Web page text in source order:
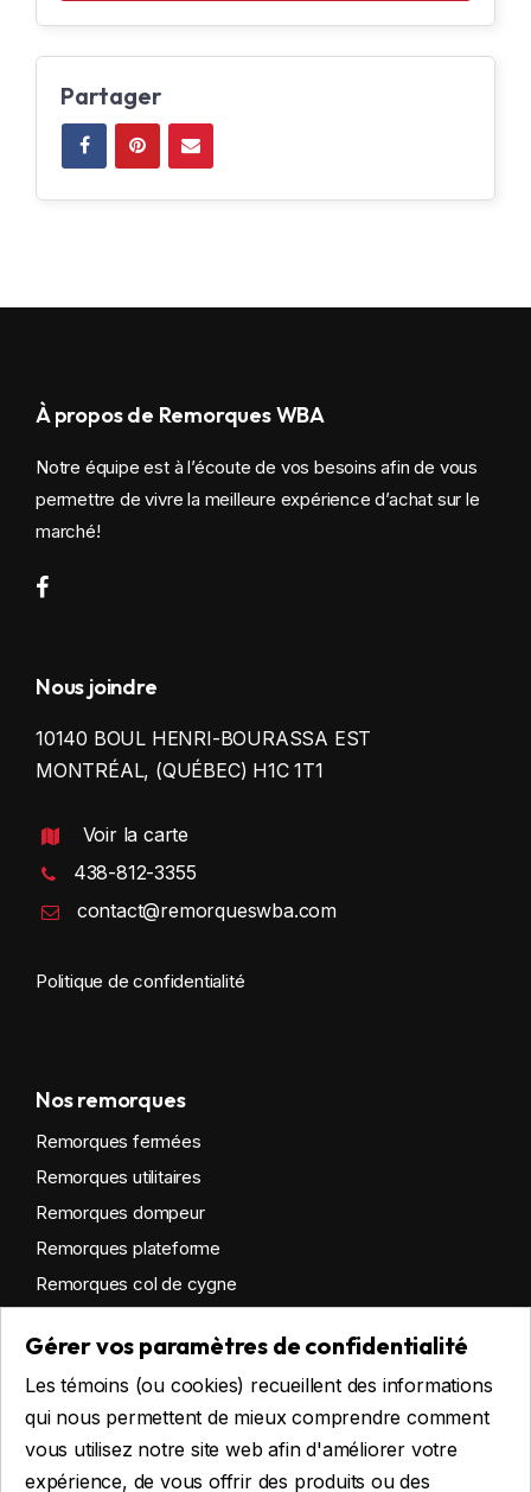
Partager
Gérer vos paramètres de confidentialité
Les témoins (ou cookies) recueillent des informations
qui nous permettent de mieux comprendre comment
vous utilisez notre site web afin d'améliorer votre
expérience, de vous offrir des produits ou des
À propos de Remorques WBA
Notre équipe est à l’écoute de vos besoins afin de vous
permettre de vivre la meilleure expérience d’achat sur le
marché!
Nous joindre
10140 BOUL HENRI-BOURASSA EST
MONTRÉAL, (QUÉBEC) H1C 1T1
Voir la carte
438-812-3355
contact@remorqueswba.com
Politique de confidentialité
Nos remorques
Remorques fermées
Remorques utilitaires
Remorques dompeur
Remorques plateforme
Remorques col de cygne
Remorques sur mesure
Location